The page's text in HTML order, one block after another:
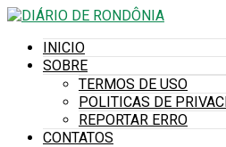
INICIO
SOBRE
TERMOS DE USO
POLITICAS DE
REPORTAR ERRO
CONTATOS